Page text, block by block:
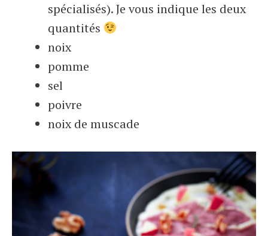
spécialisés). Je vous indique les deux
quantités
noix
pomme
sel
poivre
noix de muscade